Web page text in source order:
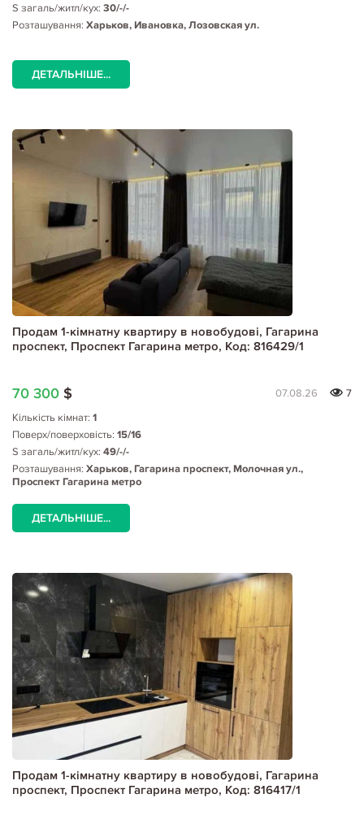
S загаль/житл/кух: 30/-/-
Розташування: Харьков, Ивановка, Лозовская ул.
ДЕТАЛЬНІШЕ...
Продам 1-кімнатну квартиру в новобудові, Гагарина
проспект, Проспект Гагарина метро, Код: 816429/1
70 300 $ 07.08.26
7
Кількість кімнат: 1
Поверх/поверховість: 15/16
S загаль/житл/кух: 49/-/-
Розташування: Харьков, Гагарина проспект, Молочная ул.,
Проспект Гагарина метро
ДЕТАЛЬНІШЕ...
Продам 1-кімнатну квартиру в новобудові, Гагарина
проспект, Проспект Гагарина метро, Код: 816417/1